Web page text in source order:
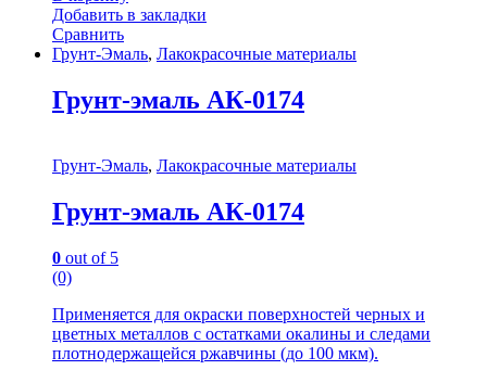
Добавить в закладки
Сравнить
Грунт-Эмаль, Лакокрасочные материалы
Грунт-эмаль АК-0174
Грунт-Эмаль, Лакокрасочные материалы
Грунт-эмаль АК-0174
0 out of 5
(0)
Применяется для окраски поверхностей черных и
цветных металлов с остатками окалины и следами
плотнодержащейся ржавчины (до 100 мкм).